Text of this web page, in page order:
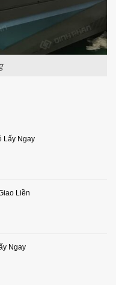
Lấy Ngay
Liền
Ngay